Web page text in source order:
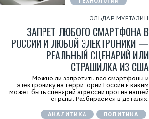
ЭЛЬДАР МУРТАЗИН
ЗАПРЕТ ЛЮБОГО СМАРТФОНА В
РОССИИ И ЛЮБОЙ ЭЛЕКТРОНИКИ —
РЕАЛЬНЫЙ СЦЕНАРИЙ ИЛИ
СТРАШИЛКА ИЗ США
Можно ли запретить все смартфоны и
электронику на территории России и каким
может быть сценарий агрессии против нашей
страны. Разбираемся в деталях.
АНАЛИТИКА
ПОЛИТИКА